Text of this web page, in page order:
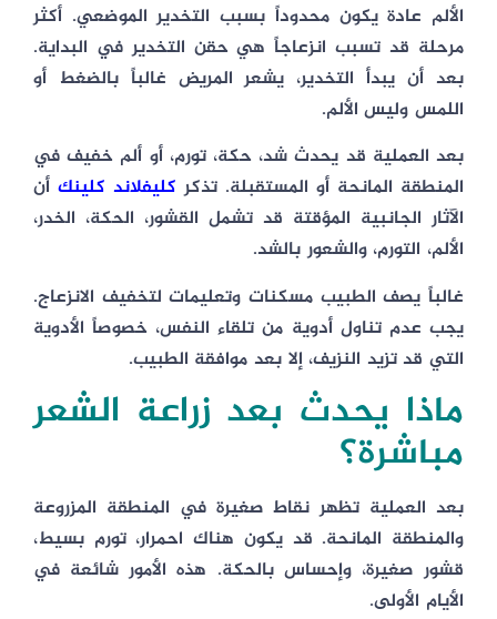
الألم عادة يكون محدوداً بسبب التخدير الموضعي. أكثر
مرحلة قد تسبب انزعاجاً هي حقن التخدير في البداية.
بعد أن يبدأ التخدير، يشعر المريض غالباً بالضغط أو
اللمس وليس الألم.
بعد العملية قد يحدث شد، حكة، تورم، أو ألم خفيف في
المنطقة المانحة أو المستقبلة. تذكر كليفلاند كلينك أن
الآثار الجانبية المؤقتة قد تشمل القشور، الحكة، الخدر،
الألم، التورم، والشعور بالشد.
غالباً يصف الطبيب مسكنات وتعليمات لتخفيف الانزعاج.
يجب عدم تناول أدوية من تلقاء النفس، خصوصاً الأدوية
التي قد تزيد النزيف، إلا بعد موافقة الطبيب.
ماذا يحدث بعد زراعة الشعر
مباشرة؟
بعد العملية تظهر نقاط صغيرة في المنطقة المزروعة
والمنطقة المانحة. قد يكون هناك احمرار، تورم بسيط،
قشور صغيرة، وإحساس بالحكة. هذه الأمور شائعة في
الأيام الأولى.